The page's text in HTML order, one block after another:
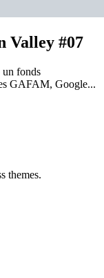
Valley #07
un fonds
GAFAM, Google...
themes.